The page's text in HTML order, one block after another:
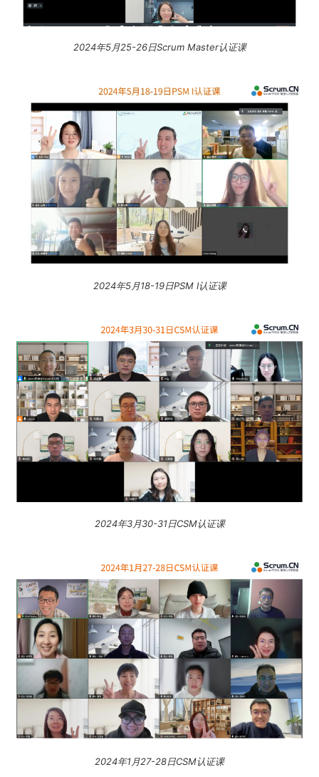
2024年5月25-26日Scrum Master认证课
2024年5月18-19日PSM I认证课
2024年3月30-31日CSM认证课
2024年1月27-28日CSM认证课